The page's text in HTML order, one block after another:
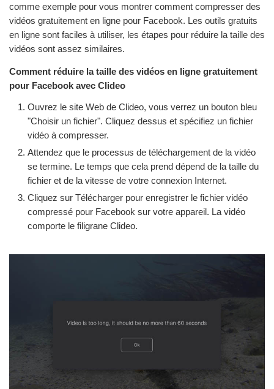
comme exemple pour vous montrer comment compresser des
vidéos gratuitement en ligne pour Facebook. Les outils gratuits
en ligne sont faciles à utiliser, les étapes pour réduire la taille des
vidéos sont assez similaires.
Comment réduire la taille des vidéos en ligne gratuitement
pour Facebook avec Clideo
Ouvrez le site Web de Clideo, vous verrez un bouton bleu
"Choisir un fichier". Cliquez dessus et spécifiez un fichier
vidéo à compresser.
Attendez que le processus de téléchargement de la vidéo
se termine. Le temps que cela prend dépend de la taille du
fichier et de la vitesse de votre connexion Internet.
Cliquez sur Télécharger pour enregistrer le fichier vidéo
compressé pour Facebook sur votre appareil. La vidéo
comporte le filigrane Clideo.